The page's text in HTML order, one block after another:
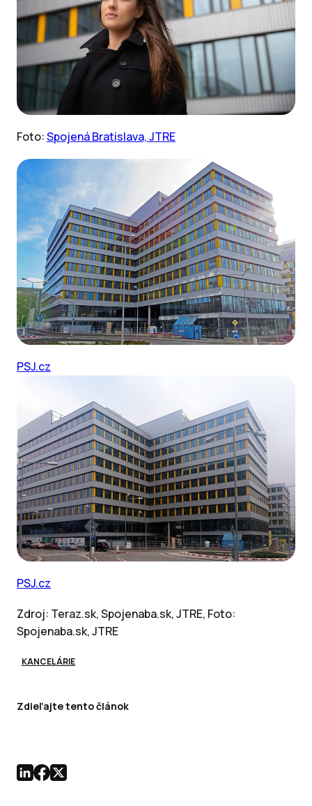
Foto:Spojená Bratislava, JTRE
PSJ.cz
PSJ.cz
Zdroj: Teraz.sk, Spojenaba.sk, JTRE, Foto:
Spojenaba.sk, JTRE
KANCELÁRIE
Zdieľajte tento článok